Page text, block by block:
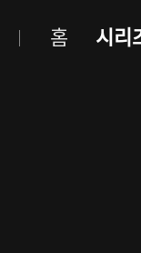
홈 시리